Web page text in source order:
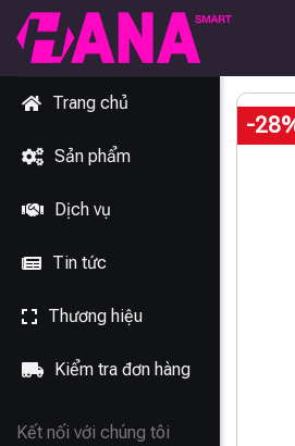
Chuyển
đến
dung
Trang chủ
Sản phẩm
Dịch vụ
Tin tức
Thương hiệu
Kiểm tra đơn hàng
Kết nối với chúng tôi
-